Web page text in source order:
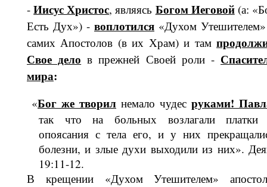
-Иисус Христос, являясь Богом Иеговой(а:
Есть Дух») - вопло­тился «Духом
самих Апостолов (в их Храм) и там
Свое дело в прежней Своей роли -
мира:
«Бог же творил немало чудес рука­ми!
так что на больных воз­лагали
опоясания с тела его, и у них
болезни, и злые духи выходили из них».
19:11-12.
В крещении «Духом Утешителем»